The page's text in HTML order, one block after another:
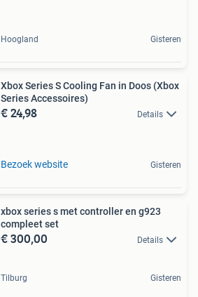
Hoogland Gisteren
Xbox Series S Cooling Fan in Doos (Xbox
Series Accessoires)
€ 24,98 Details
Bezoek website Gisteren
xbox series s met controller en g923
compleet set
€ 300,00 Details
Tilburg Gisteren